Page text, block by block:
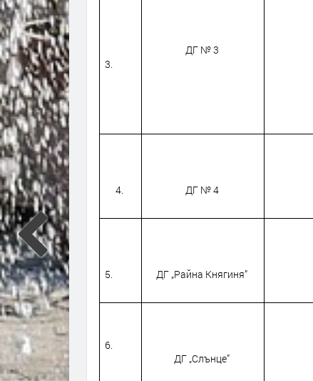
3.
ДГ № 3
4. ДГ № 4
5. ДГ „Райна Княгиня”
6.
ДГ „Слънце”